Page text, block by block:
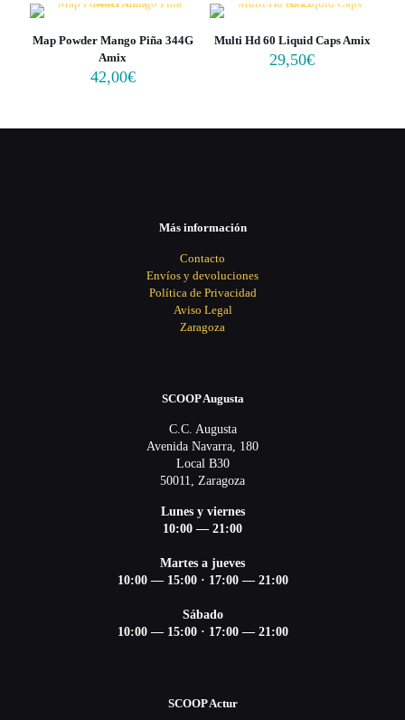
Map Powder Mango Piña 344G
Amix
42,00€
Multi Hd 60 Liquid Caps Amix
29,50€
Más información
Contacto
Envíos y devoluciones
Política de Privacidad
Aviso Legal
Zaragoza
SCOOP Augusta
C.C. Augusta
Avenida Navarra, 180
Local B30
50011, Zaragoza
Lunes y viernes
10:00 — 21:00
Martes a jueves
10:00 — 15:00 · 17:00 — 21:00
Sábado
10:00 — 15:00 · 17:00 — 21:00
SCOOP Actur